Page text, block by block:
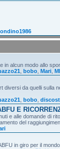
in alcun modo allo
bobo Mari
diversi da quelli sulla
bobo
E
e alle domande di
del
in giro per il